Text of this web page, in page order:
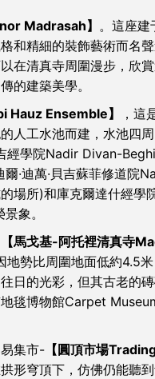
Madrasah】 。這座建
和精細的裝飾藝術而名
在清真寺周圍漫步，欣
的建築美學。
Hauz Ensemble】
，這
人工水池而建，水池四
經學院Nadir Divan-
·迪萬·貝吉蘇菲修道院
場所)和庫克爾達什經
象。
【馬戈基-阿托裡清真寺
地勢比周圍地面低約4.5
日的光彩，但其古老的
毯博物館Carpet
集市- 【圓頂市場
形穹頂下，仿佛仍能聽